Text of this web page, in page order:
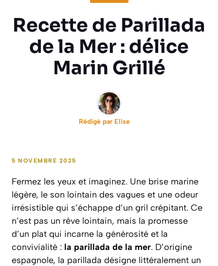
Recette de Parillada
de la Mer : délice
Marin Grillé
Rédigé par Elise
5 NOVEMBRE 2025
Fermez les yeux et imaginez. Une brise marine
légère, le son lointain des vagues et une odeur
irrésistible qui s’échappe d’un gril crépitant. Ce
n’est pas un rêve lointain, mais la promesse
d’un plat qui incarne la générosité et la
convivialité : la parillada de la mer. D’origine
espagnole, la parillada désigne littéralement un